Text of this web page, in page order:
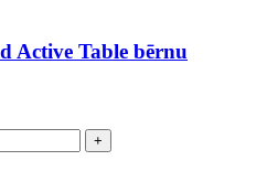
Active Table bērnu